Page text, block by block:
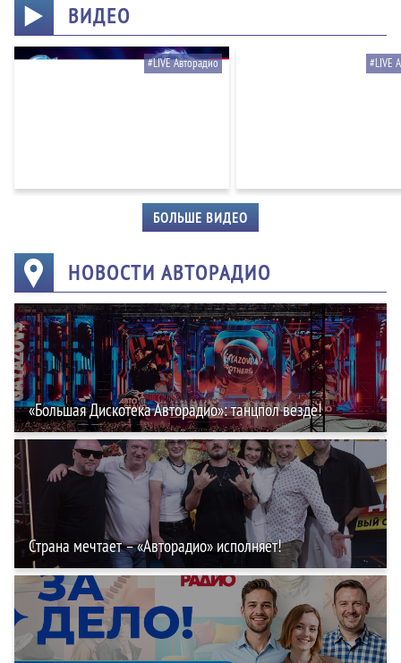
ВИДЕО
#LIVE Авторадио #LIVE
БОЛЬШЕ ВИДЕО
НОВОСТИ АВТОРАДИО
«Большая Дискотека Авторадио»: танцпол везде!
Страна мечтает – «Авторадио» исполняет!